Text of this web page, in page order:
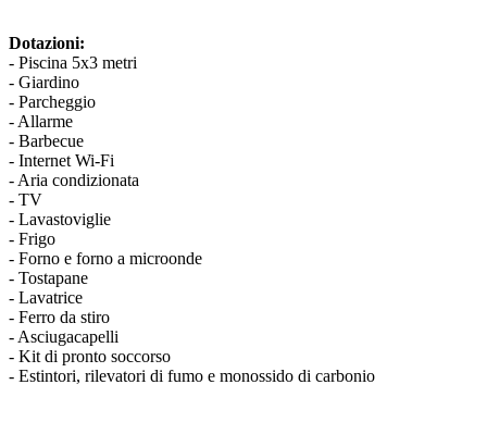
Dotazioni:
- Piscina 5x3 metri
- Giardino
- Parcheggio
- Allarme
- Barbecue
- Internet Wi-Fi
- Aria condizionata
- TV
- Lavastoviglie
- Frigo
- Forno e forno a microonde
- Tostapane
- Lavatrice
- Ferro da stiro
- Asciugacapelli
- Kit di pronto soccorso
- Estintori, rilevatori di fumo e monossido di carbonio